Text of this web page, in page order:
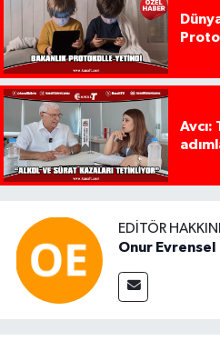
Avcı:
EDITÖR
Onur Evrensel